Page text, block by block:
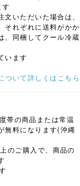
いただいた場合は、
それぞれに送料がかか
、同梱してクール冷蔵
います
ついて詳しくはこちら
帯の商品または常温
無料になります(沖縄
のご購入で、商品の